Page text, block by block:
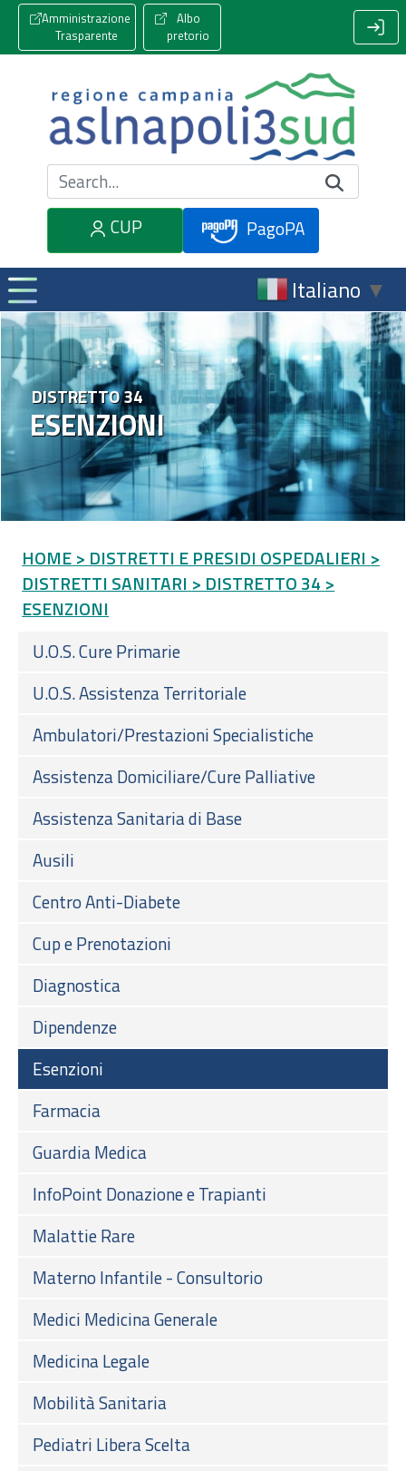
Amministrazione
Trasparente
Albo
pretorio
Cerca nel sito
CUP
PagoPA
Italiano ▼
ESENZIONI
DISTRETTO 34
HOME > DISTRETTI E PRESIDI OSPEDALIERI >
DISTRETTI SANITARI > DISTRETTO 34 >
ESENZIONI
U.O.S. Cure Primarie
U.O.S. Assistenza Territoriale
Ambulatori/Prestazioni Specialistiche
Assistenza Domiciliare/Cure Palliative
Assistenza Sanitaria di Base
Ausili
Centro Anti-Diabete
Cup e Prenotazioni
Diagnostica
Dipendenze
Esenzioni
Farmacia
Guardia Medica
InfoPoint Donazione e Trapianti
Malattie Rare
Materno Infantile - Consultorio
Medici Medicina Generale
Medicina Legale
Mobilità Sanitaria
Pediatri Libera Scelta